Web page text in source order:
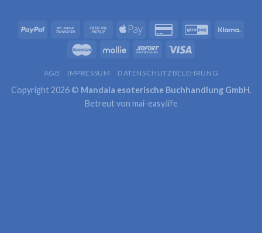
AGB IMPRESSUM DATENSCHUTZBELEHRUNG
Copyright 2026 © Mandala esoterische Buchhandlung GmbH.
Betreut von mai-easy.life